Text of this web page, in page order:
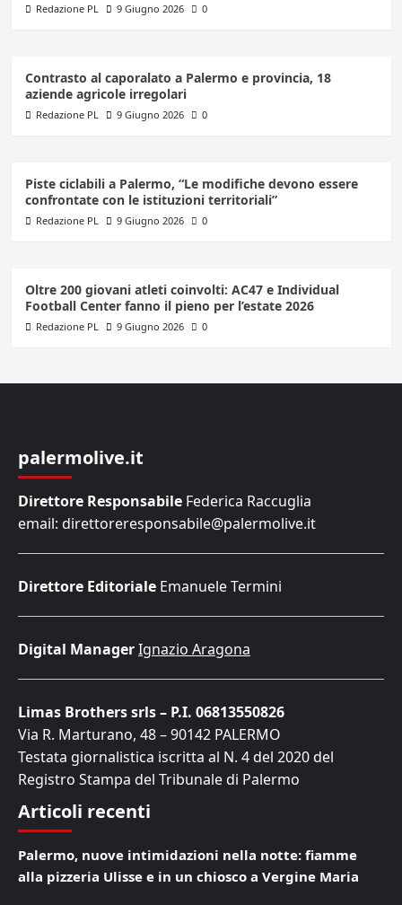
Redazione PL 9 Giugno 2026 0
Contrasto al caporalato a Palermo e provincia, 18
aziende agricole irregolari
Redazione PL 9 Giugno 2026 0
Piste ciclabili a Palermo, “Le modifiche devono essere
confrontate con le istituzioni territoriali”
Redazione PL 9 Giugno 2026 0
Oltre 200 giovani atleti coinvolti: AC47 e Individual
Football Center fanno il pieno per l’estate 2026
Redazione PL 9 Giugno 2026 0
palermolive.it
Direttore Responsabile Federica Raccuglia
email: direttoreresponsabile@palermolive.it
Direttore Editoriale Emanuele Termini
Digital ManagerIgnazio Aragona
Limas Brothers srls – P.I. 06813550826
Via R. Marturano, 48 – 90142 PALERMO
Testata giornalistica iscritta al N. 4 del 2020 del
Registro Stampa del Tribunale di Palermo
Articoli recenti
Palermo, nuove intimidazioni nella notte: fiamme
alla pizzeria Ulisse e in un chiosco a Vergine Maria